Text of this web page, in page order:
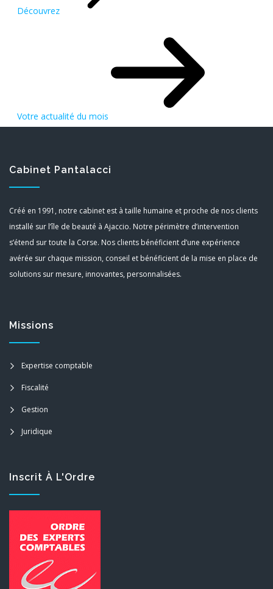
Découvrez
Votre actualité du mois
Cabinet Pantalacci
Créé en 1991, notre cabinet est à taille humaine et proche de nos clients
installé sur l’île de beauté à Ajaccio. Notre périmètre d’intervention
s’étend sur toute la Corse. Nos clients bénéficient d’une expérience
avérée sur chaque mission, conseil et bénéficient de la mise en place de
solutions sur mesure, innovantes, personnalisées.
Missions
Expertise comptable
Fiscalité
Gestion
Juridique
Inscrit À L'Ordre